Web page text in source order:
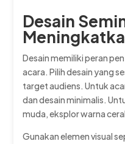
Desain
Desain memiliki peran
acara. Pilih desain yang
target audiens. Untuk
dan desain minimalis.
muda, eksplor warna
Gunakan elemen visual